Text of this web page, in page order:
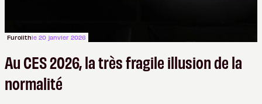
Furolithle 20 janvier 2026
Au CES 2026, la très fragile illusion de la
normalité